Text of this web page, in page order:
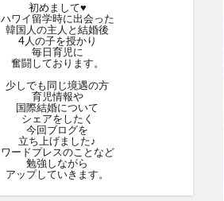
初めまして♥
ハワイ留学時に出会った
韓国人の主人と結婚後
4人の子を授かり
毎日育児に
奮闘しております。
少しでも同じ境遇の方
育児情報や
国際結婚について
シェアをしたく
今回ブログを
立ち上げました♪
ワードプレスのことなど
勉強しながら
アップしていきます。